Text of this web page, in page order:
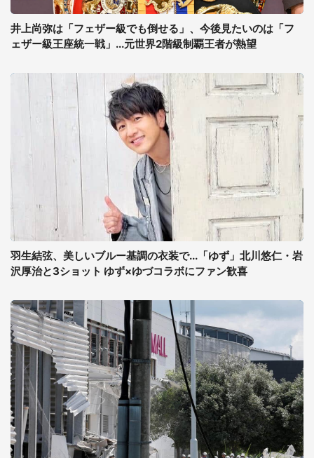
井上尚弥は「フェザー級でも倒せる」、今後見たいのは「フ
ェザー級王座統一戦」...元世界2階級制覇王者が熱望
羽生結弦、美しいブルー基調の衣装で...「ゆず」北川悠仁・岩
沢厚治と3ショット ゆず×ゆづコラボにファン歓喜